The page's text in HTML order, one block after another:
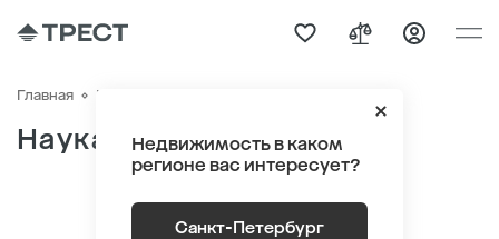
Недвижимость в каком
регионе вас интересует?
Санкт-Петербург
Главная Паркинг
Наука